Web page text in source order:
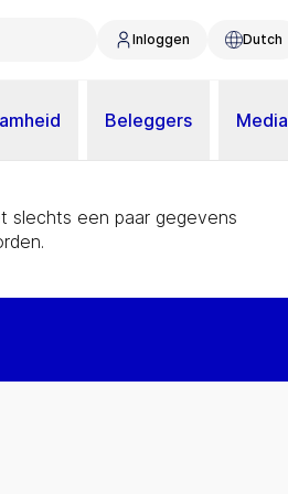
Inloggen Dutch
Beleggers Media
slechts een paar gegevens